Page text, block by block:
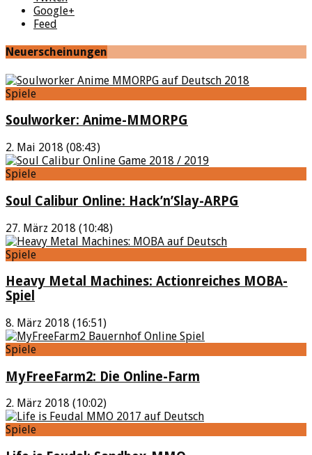
Google+
Feed
Neuerscheinungen
Spiele
Soulworker: Anime-MMORPG
2. Mai 2018 (08:43)
Spiele
Soul Calibur Online: Hack’n’Slay-ARPG
27. März 2018 (10:48)
Spiele
Heavy Metal Machines: Actionreiches MOBA-
Spiel
8. März 2018 (16:51)
Spiele
MyFreeFarm2: Die Online-Farm
2. März 2018 (10:02)
Spiele